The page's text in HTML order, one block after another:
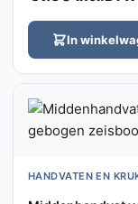
In
HANDVATEN EN